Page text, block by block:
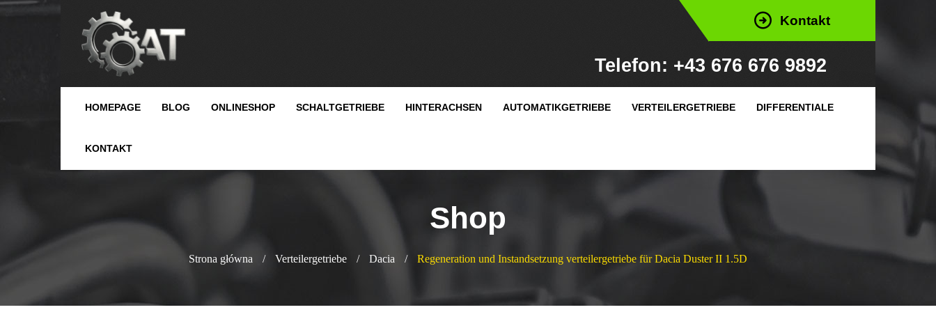
Kontakt
Telefon: +43 676 676 9892
HOMEPAGE BLOG ONLINESHOP SCHALTGETRIEBE HINTERACHSEN AUTOMATIKGETRIEBE VERTEILERGETRIEBE DIFFERENTIALE
KONTAKT
Shop
Strona główna / Verteilergetriebe / Dacia / Regeneration und Instandsetzung verteilergetriebe für Dacia Duster II 1.5D